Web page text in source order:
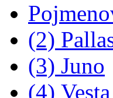
(2)
(3) Juno
(4) Vesta